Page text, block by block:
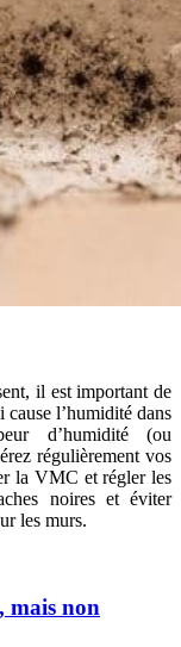
il est important de
l’humidité dans
d’humidité (ou
régulièrement vos
la VMC et régler les
noires et éviter
les murs.
mais non